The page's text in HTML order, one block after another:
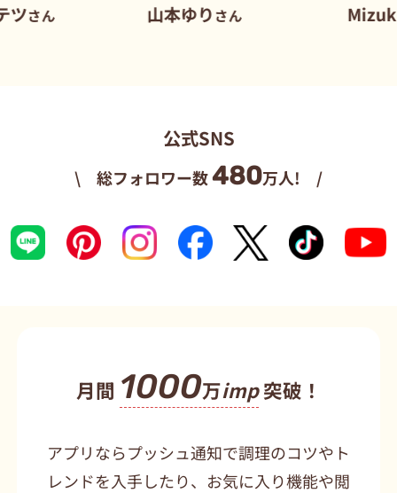
山本ゆりさん Mizukiさん
公式SNS
\ 総フォロワー数480万人! /
月間 1000万imp突破！
アプリならプッシュ通知で調理のコツやト
レンドを入手したり、お気に入り機能や閲